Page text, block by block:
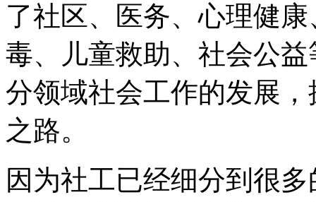
了社区、医务、心理健
毒、儿童救助、社会公
分领域社会工作的发展
之路。
因为社工已经细分到很